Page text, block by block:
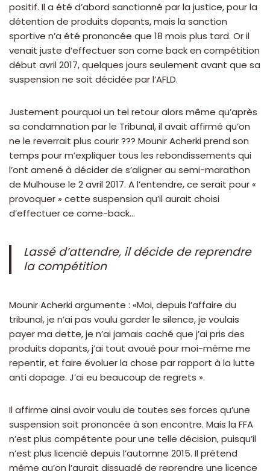
positif. Il a été d’abord sanctionné par la justice, pour la
détention de produits dopants, mais la sanction
sportive n’a été prononcée que 18 mois plus tard. Or il
venait juste d’effectuer son come back en compétition
début avril 2017, quelques jours seulement avant que sa
suspension ne soit décidée par l’AFLD.
Justement pourquoi un tel retour alors même qu’après
sa condamnation par le Tribunal, il avait affirmé qu’on
ne le reverrait plus courir ??? Mounir Acherki prend son
temps pour m’expliquer tous les rebondissements qui
l’ont amené à décider de s’aligner au semi-marathon
de Mulhouse le 2 avril 2017. A l’entendre, ce serait pour «
provoquer » cette suspension qu’il aurait choisi
d’effectuer ce come-back…
Lassé d’attendre, il décide de reprendre
la compétition
Mounir Acherki argumente : «Moi, depuis l’affaire du
tribunal, je n’ai pas voulu garder le silence, je voulais
payer ma dette, je n’ai jamais caché que j’ai pris des
produits dopants, j’ai tout avoué pour moi-même me
repentir, et faire évoluer la chose par rapport à la lutte
anti dopage. J’ai eu beaucoup de regrets ».
Il affirme ainsi avoir voulu de toutes ses forces qu’une
suspension soit prononcée à son encontre. Mais la FFA
n’est plus compétente pour une telle décision, puisqu’il
n’est plus licencié depuis l’automne 2015. Il prétend
même qu’on l’aurait dissuadé de reprendre une licence